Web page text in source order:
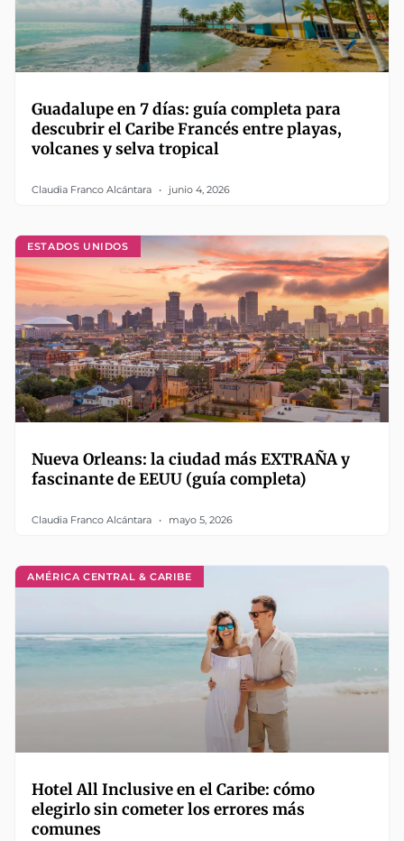
Guadalupe en 7 días: guía completa para
descubrir el Caribe Francés entre playas,
volcanes y selva tropical
Claudia Franco Alcántara junio 4, 2026
ESTADOS UNIDOS
Nueva Orleans: la ciudad más EXTRAÑA y
fascinante de EEUU (guía completa)
Claudia Franco Alcántara mayo 5, 2026
AMÉRICA CENTRAL & CARIBE
Hotel All Inclusive en el Caribe: cómo
elegirlo sin cometer los errores más
comunes